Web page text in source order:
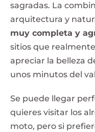
sagradas. La
arquitectura y
muy completa y
sitios que
apreciar la belleza
unos minutos del
Se puede llegar
quieres visitar los
moto, pero si